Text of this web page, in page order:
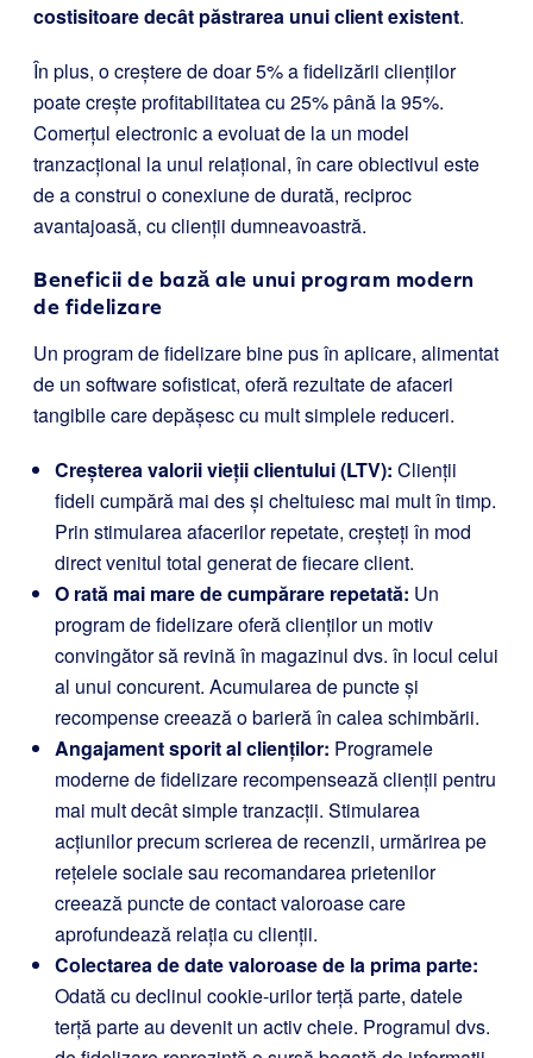
costisitoare decât păstrarea unui client existent.
În plus, o creștere de doar 5% a fidelizării clienților
poate crește profitabilitatea cu 25% până la 95%.
Comerțul electronic a evoluat de la un model
tranzacțional la unul relațional, în care obiectivul este
de a construi o conexiune de durată, reciproc
avantajoasă, cu clienții dumneavoastră.
Beneficii de bază ale unui program modern
de fidelizare
Un program de fidelizare bine pus în aplicare, alimentat
de un software sofisticat, oferă rezultate de afaceri
tangibile care depășesc cu mult simplele reduceri.
Creșterea valorii vieții clientului (LTV): Clienții
fideli cumpără mai des și cheltuiesc mai mult în timp.
Prin stimularea afacerilor repetate, creșteți în mod
direct venitul total generat de fiecare client.
O rată mai mare de cumpărare repetată: Un
program de fidelizare oferă clienților un motiv
convingător să revină în magazinul dvs. în locul celui
al unui concurent. Acumularea de puncte și
recompense creează o barieră în calea schimbării.
Angajament sporit al clienților: Programele
moderne de fidelizare recompensează clienții pentru
mai mult decât simple tranzacții. Stimularea
acțiunilor precum scrierea de recenzii, urmărirea pe
rețelele sociale sau recomandarea prietenilor
creează puncte de contact valoroase care
aprofundează relația cu clienții.
Colectarea de date valoroase de la prima parte:
Odată cu declinul cookie-urilor terță parte, datele
terță parte au devenit un activ cheie. Programul dvs.